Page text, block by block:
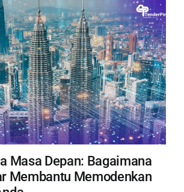
Masa Depan: Bagaimana
Membantu Memodenkan